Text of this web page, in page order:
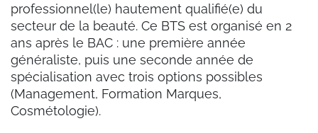
professionnel(le) hautement qualifié(e) du
secteur de la beauté. Ce BTS est organisé en 2
ans après le BAC : une première année
généraliste, puis une seconde année de
spécialisation avec trois options possibles
(Management, Formation Marques,
Cosmétologie).